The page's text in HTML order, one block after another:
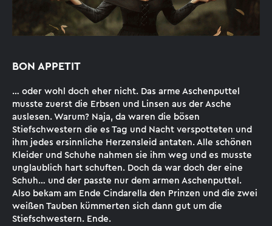
BON APPETIT
… oder wohl doch eher nicht. Das arme Aschenputtel
musste zuerst die Erbsen und Linsen aus der Asche
auslesen. Warum? Naja, da waren die bösen
Stiefschwestern die es Tag und Nacht verspotteten und
ihm jedes ersinnliche Herzensleid antaten. Alle schönen
Kleider und Schuhe nahmen sie ihm weg und es musste
unglaublich hart schuften. Doch da war doch der eine
Schuh… und der passte nur dem armen Aschenputtel.
Also bekam am Ende Cindarella den Prinzen und die zwei
weißen Tauben kümmerten sich dann gut um die
Stiefschwestern. Ende.